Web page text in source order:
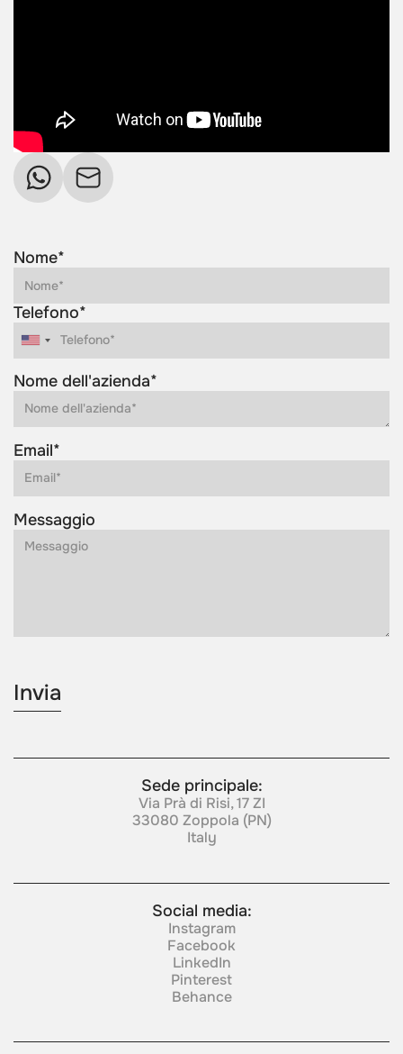
Nome*
Telefono*
Nome dell'azienda*
Email*
Messaggio
Sede principale:
Via Prà di Risi, 17 ZI
33080 Zoppola (PN)
Italy
Social media:
Instagram
Facebook
LinkedIn
Pinterest
Behance